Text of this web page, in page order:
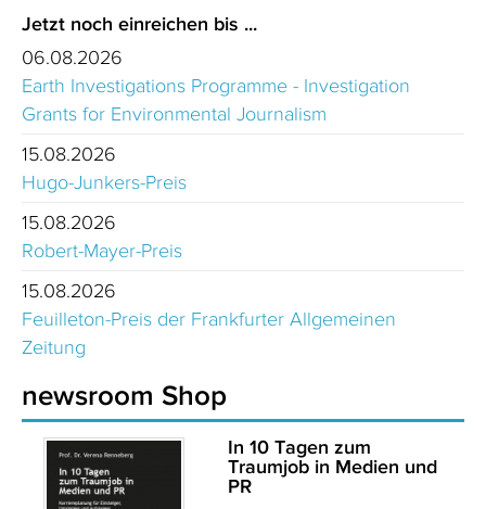
Jetzt noch einreichen bis ...
06.08.2026
Earth Investigations Programme - Investigation
Grants for Environmental Journalism
15.08.2026
Hugo-Junkers-Preis
15.08.2026
Robert-Mayer-Preis
15.08.2026
Feuilleton-Preis der Frankfurter Allgemeinen
Zeitung
newsroom Shop
In 10 Tagen zum
Traumjob in Medien und
PR